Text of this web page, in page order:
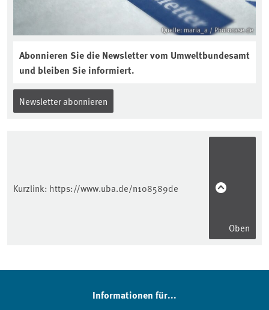
Quelle: maria_a / Photocase.de
Abonnieren Sie die Newsletter vom Umweltbundesamt
und bleiben Sie informiert.
Newsletter abonnieren
Kurzlink: https://www.uba.de/n108589de
Oben
Informationen für...